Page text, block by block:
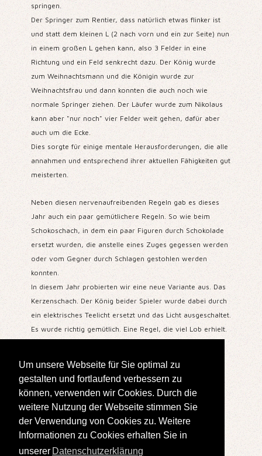
Um unsere Webseite für Sie optimal zu
gestalten und fortlaufend verbessern zu
können, verwenden wir Cookies. Durch die
weitere Nutzung der Webseite stimmen Sie
der Verwendung von Cookies zu. Weitere
Informationen zu Cookies erhalten Sie in
unserer Datenschutzerklärung
springen.
Der Springer zum Rentier, dass natürlich etwas flinker ist
und statt dem kleinen L (2 nach vorn und ein zur Seite) nun
in einem großen L gehen kann, also 3 Felder in eine
Richtung und ein Feld senkrecht dazu. Der König wurde
zum Weihnachtsmann und die Königin wurde zur
Weihnachtsfrau und dann konnten die auch noch wie
normale Springer ziehen. Der Läufer wurde zum Nikolaus
kann aber "nur noch" vier Felder weit gehen, dafür aber
auch um die Ecke.
Dies sorgte für einige mentale Herausforderungen, die alle
annahmen und entsprechend ihrer aktuellen Fähigkeiten gut
meisterten.
Neben diesen nervenaufreibenden Regeln gab es dieses
Jahr auch ein paar gemütlichere Regeln. So wie beim
Schokoschach, in dem ein paar Figuren durch Schokolade
ersetzt wurden, die anstelle eines Zuges gegessen werden
oder vom Gegner durch Schlagen gestohlen werden
konnten.
In diesem Jahr probierten wir eine neue Variante aus. Das
Kerzenschach. Der König beider Spieler wurde dabei durch
ein elektrisches Teelicht ersetzt und das Licht ausgeschaltet.
Es wurde richtig gemütlich. Eine Regel, die viel Lob erhielt.
und keiner ging leer aus.
Erstellt: 13. Dezember 2024